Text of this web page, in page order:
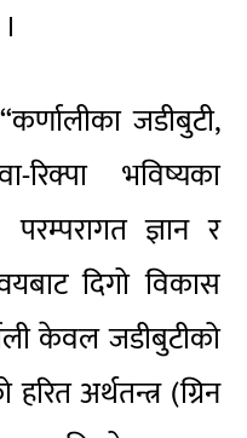
जडीबुटी,
भविष्यका
ज्ञान र
दिगो विकास
केवल जडीबुटीको
अर्थतन्त्र (ग्रिन